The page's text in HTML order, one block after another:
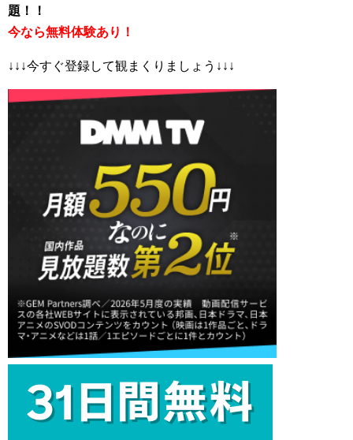
題！！
今なら無料体験あり！
↓↓↓今すぐ登録して観まくりましょう↓↓↓